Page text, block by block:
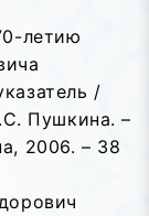
летию
/
Пушкина. –
2006. – 38